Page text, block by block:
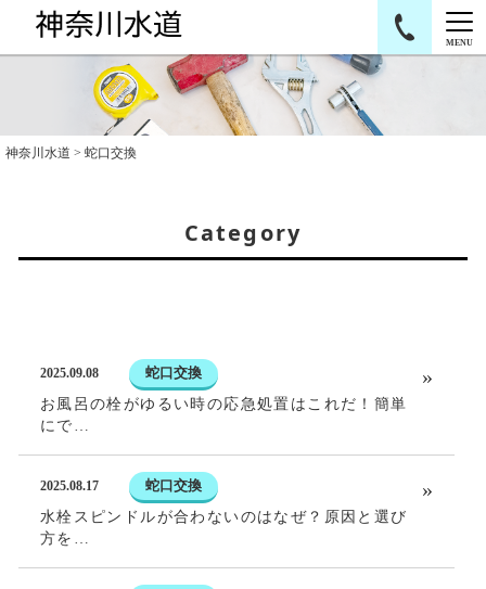
MENU
神奈川水道 > 蛇口交換
Category
2025.09.08
蛇口交換
お風呂の栓がゆるい時の応急処置はこれだ！簡単
にで…
2025.08.17
蛇口交換
水栓スピンドルが合わないのはなぜ？原因と選び
方を…